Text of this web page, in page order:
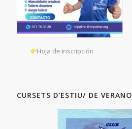
Hoja de inscripción
CURSETS D’ESTIU/ DE VERANO